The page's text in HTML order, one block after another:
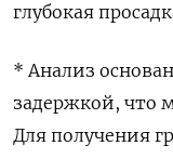
глубокая
* Анализ
задержкой, что
Для получения